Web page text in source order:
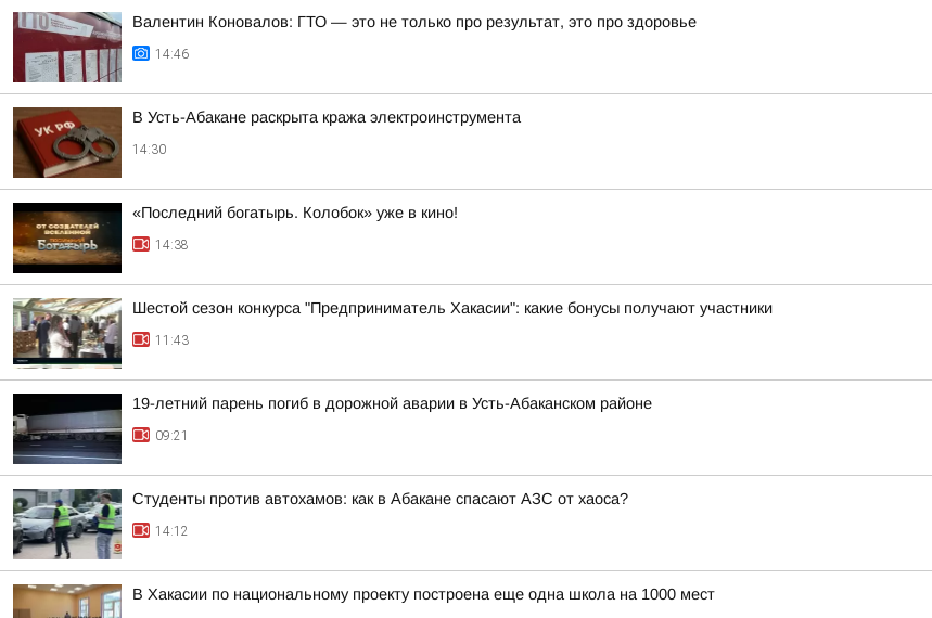
Валентин Коновалов: ГТО — это не только про результат, это про здоровье
14:46
В Усть-Абакане раскрыта кража электроинструмента
14:30
«Последний богатырь. Колобок» уже в кино!
14:38
Шестой сезон конкурса "Предприниматель Хакасии": какие бонусы получают участники
11:43
19-летний парень погиб в дорожной аварии в Усть-Абаканском районе
09:21
Студенты против автохамов: как в Абакане спасают АЗС от хаоса?
14:12
В Хакасии по национальному проекту построена еще одна школа на 1000 мест